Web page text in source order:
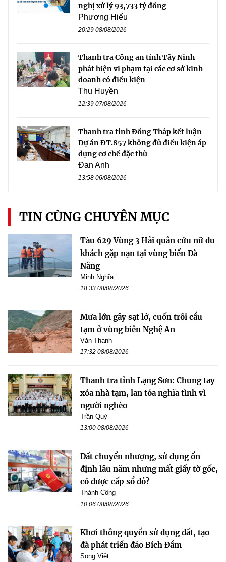
nghị xử lý 93,733 tỷ đồng
Phương Hiếu
20:29 08/08/2026
Thanh tra Công an tỉnh Tây Ninh
phát hiện vi phạm tại các cơ sở kinh
doanh có điều kiện
Thu Huyền
12:39 07/08/2026
Thanh tra tỉnh Đồng Tháp kết luận
Dự án ĐT.857 không đủ điều kiện áp
dụng cơ chế đặc thù
Đan Anh
13:58 06/08/2026
TIN CÙNG CHUYÊN MỤC
Tàu 629 Vùng 3 Hải quân cứu nữ du
khách gặp nạn tại vùng biển Đà
Nẵng
Minh Nghĩa
18:33 08/08/2026
Mưa lớn gây sạt lở, cuốn trôi cầu
tạm ở vùng biên Nghệ An
Văn Thanh
17:32 08/08/2026
Thanh tra tỉnh Lạng Sơn: Chung tay
xóa nhà tạm, lan tỏa nghĩa tình vì
người nghèo
Trần Quý
13:00 08/08/2026
Đất chuyển nhượng, sử dụng ổn
định lâu năm nhưng mất giấy tờ gốc,
có được cấp sổ đỏ?
Thành Công
10:06 08/08/2026
Khơi thông quyền sử dụng đất, tạo
đà phát triển đảo Bích Đầm
Song Việt